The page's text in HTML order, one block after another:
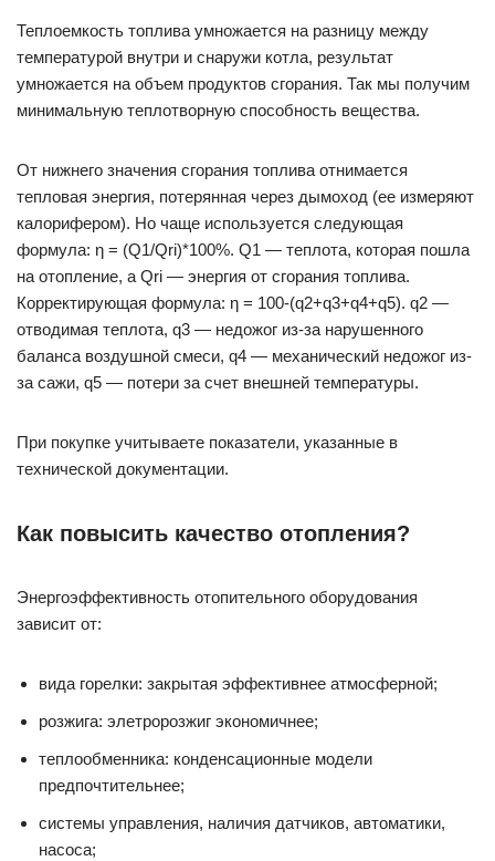
Теплоемкость топлива умножается на разницу между
температурой внутри и снаружи котла, результат
умножается на объем продуктов сгорания. Так мы получим
минимальную теплотворную способность вещества.
От нижнего значения сгорания топлива отнимается
тепловая энергия, потерянная через дымоход (ее измеряют
калорифером). Но чаще используется следующая
формула: η = (Q1/Qri)*100%. Q1 — теплота, которая пошла
на отопление, а Qri — энергия от сгорания топлива.
Корректирующая формула: η = 100-(q2+q3+q4+q5). q2 —
отводимая теплота, q3 — недожог из-за нарушенного
баланса воздушной смеси, q4 — механический недожог из-
за сажи, q5 — потери за счет внешней температуры.
При покупке учитываете показатели, указанные в
технической документации.
Как повысить качество отопления?
Энергоэффективность отопительного оборудования
зависит от:
вида горелки: закрытая эффективнее атмосферной;
розжига: элетророзжиг экономичнее;
теплообменника: конденсационные модели
предпочтительнее;
системы управления, наличия датчиков, автоматики,
насоса;